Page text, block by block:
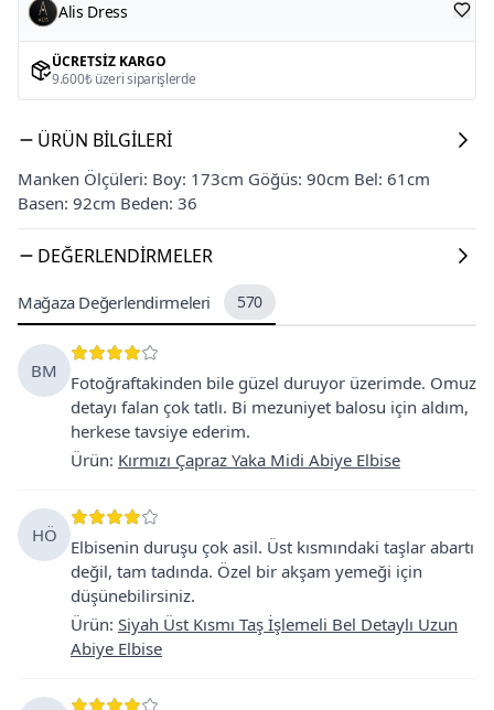
Alis Dress
ÜCRETSIZ KARGO
9.600₺ üzeri siparişlerde
ÜRÜN BILGILERI
Manken Ölçüleri: Boy: 173cm Göğüs: 90cm Bel: 61cm
Basen: 92cm Beden: 36
DEĞERLENDIRMELER
Mağaza Değerlendirmeleri 570
BM
Fotoğraftakinden bile güzel duruyor üzerimde. Omuz
detayı falan çok tatlı. Bi mezuniyet balosu için aldım,
herkese tavsiye ederim.
Ürün: Kırmızı Çapraz Yaka Midi Abiye Elbise
HÖ
Elbisenin duruşu çok asil. Üst kısmındaki taşlar abartı
değil, tam tadında. Özel bir akşam yemeği için
düşünebilirsiniz.
Ürün: Siyah Üst Kısmı Taş İşlemeli Bel Detaylı Uzun
Abiye Elbise